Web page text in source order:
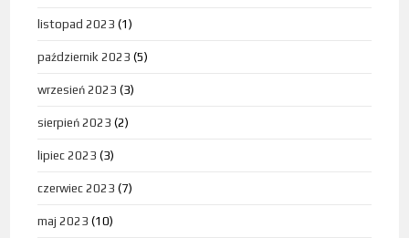
listopad 2023 (1)
październik 2023 (5)
wrzesień 2023 (3)
sierpień 2023 (2)
lipiec 2023 (3)
czerwiec 2023 (7)
maj 2023 (10)